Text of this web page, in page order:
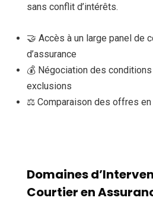
sans conflit d’intérêts.
🤝 Accès à un large panel de
d’assurance
💰 Négociation des
exclusions
⚖️ Comparaison des offres en
Domaines
Courtier en